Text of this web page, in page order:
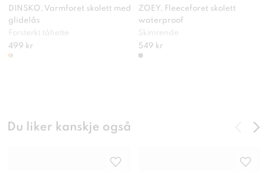
DINSKO, Varmforet skolett med
glidelås
Forsterkt tåhette
499 kr
ZOEY, Fleeceforet skolett
waterproof
Skimrende
549 kr
Du liker kanskje også